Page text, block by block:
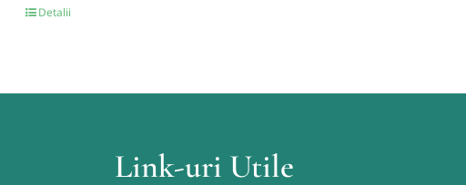
Detalii
Link-uri Utile